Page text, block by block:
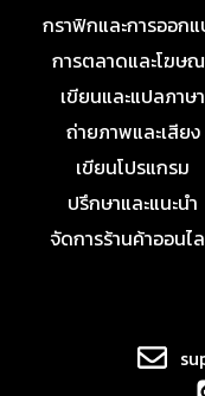
กราฟิกและการออก
การตลาดและโฆษ
เขียนและแปลภาษา
ถ่ายภาพและเสียง
เขียนโปรแกรม
ปรึกษาและแนะนำ
จัดการร้านค้าออนไ